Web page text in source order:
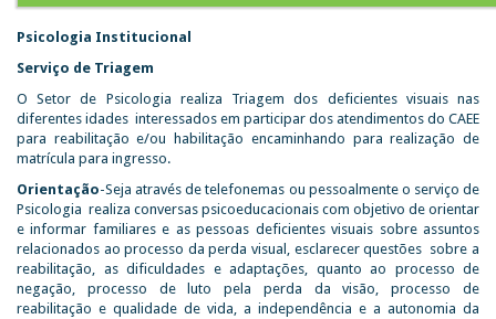
Psicologia Institucional
Serviço de Triagem
O Setor de Psicologia realiza Triagem dos deficientes visuais nas
diferentes idades interessados em participar dos atendimentos do CAEE
para reabilitação e/ou habilitação encaminhando para realização de
matrícula para ingresso.
Orientação-Seja através de telefonemas ou pessoalmente o serviço de
Psicologia realiza conversas psicoeducacionais com objetivo de orientar
e informar familiares e as pessoas deficientes visuais sobre assuntos
relacionados ao processo da perda visual, esclarecer questões sobre a
reabilitação, as dificuldades e adaptações, quanto ao processo de
negação, processo de luto pela perda da visão, processo de
reabilitação e qualidade de vida, a independência e a autonomia da